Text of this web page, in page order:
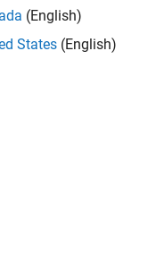
(English)
States (English)